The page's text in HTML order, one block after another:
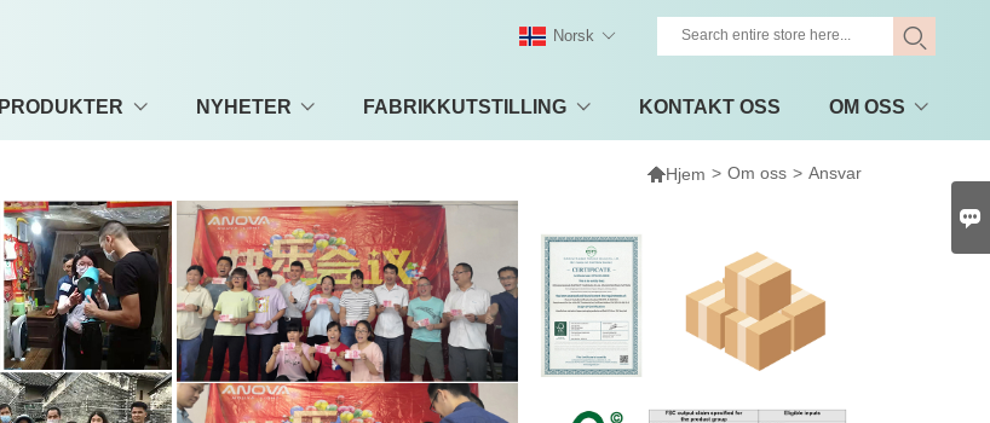
PRODUKTER NYHETER FABRIKKUTSTILLING KONTAKT OSS OM OSS
Norsk
Hjem > Om oss > Ansvar
